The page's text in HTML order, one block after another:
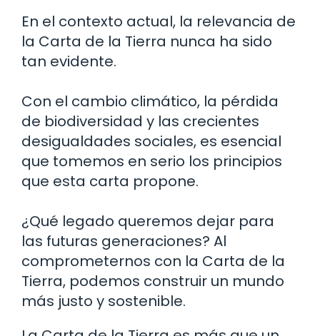
En el contexto actual, la relevancia de
la Carta de la Tierra nunca ha sido
tan evidente.
Con el cambio climático, la pérdida
de biodiversidad y las crecientes
desigualdades sociales, es esencial
que tomemos en serio los principios
que esta carta propone.
¿Qué legado queremos dejar para
las futuras generaciones? Al
comprometernos con la Carta de la
Tierra, podemos construir un mundo
más justo y sostenible.